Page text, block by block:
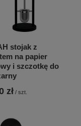
stojak z
na papier
i szczotkę do
zł / szt.